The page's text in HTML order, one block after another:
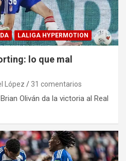
LALIGA HYPERMOTION
lo que mal
López 31 comentarios
Oliván da la victoria al Real